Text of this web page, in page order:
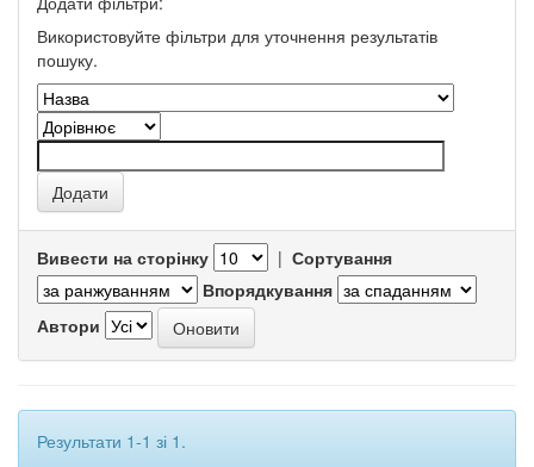
Використовуйте фільтри для уточнення результатів
пошуку.
Вивести на сторінку | Сортування
Впорядкування
Автори
Результати 1-1 зі 1.